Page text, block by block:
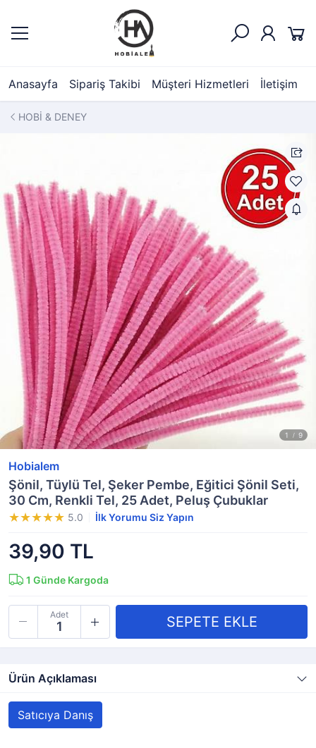
Anasayfa Sipariş Takibi Müşteri Hizmetleri İletişim
HOBİ & DENEY
Hobialem
Şönil, Tüylü Tel, Şeker Pembe, Eğitici Şönil Seti,
30 Cm, Renkli Tel, 25 Adet, Peluş Çubuklar
5.0 İlk Yorumu Siz Yapın
39,90 TL
1 Günde Kargoda
Adet
Ürün Açıklaması
Satıcıya Danış